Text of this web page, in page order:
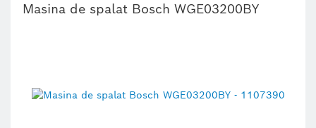
Masina de spalat Bosch WGE03200BY